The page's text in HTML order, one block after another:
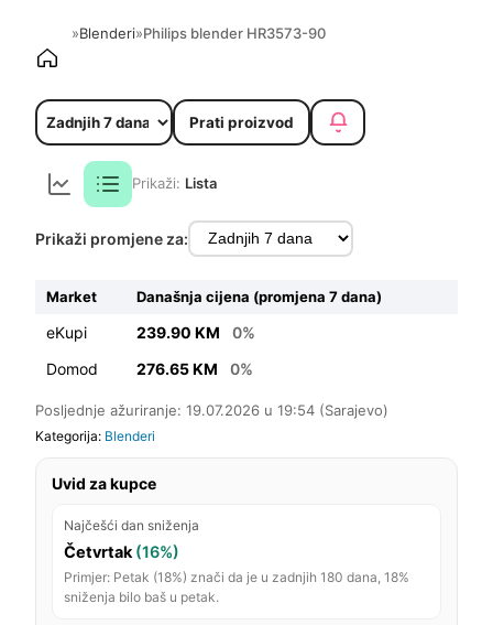
»Blenderi»Philips blender HR3573-90
Prati proizvod
Prikaži: Lista
Prikaži promjene za:
Market Današnja cijena (promjena 7 dana)
eKupi 239.90 KM
0%
Domod
276.65 KM 0%
Posljednje ažuriranje: 19.07.2026 u 19:54 (Sarajevo)
Kategorija: Blenderi
Uvid za kupce
Najčešći dan sniženja
Četvrtak (16%)
Primjer: Petak (18%) znači da je u zadnjih 180 dana, 18%
sniženja bilo baš u petak.